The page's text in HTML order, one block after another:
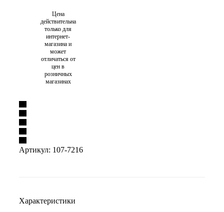
Цена
действительна
только для
интернет-
магазина и
может
отличаться от
цен в
розничных
магазинах
Артикул: 107-7216
Характеристики